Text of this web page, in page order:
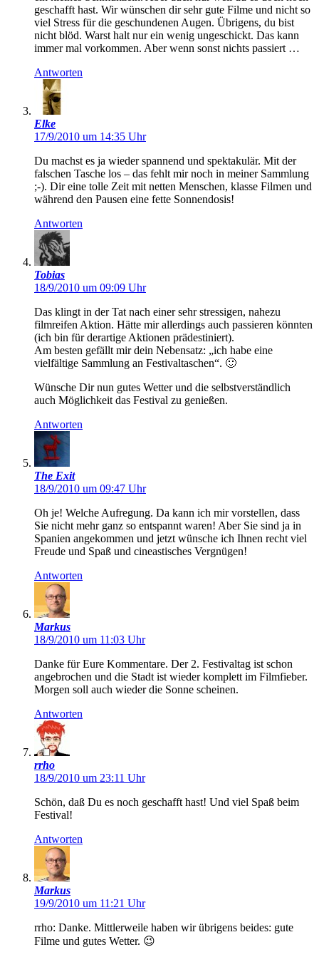
geschafft hast. Wir wünschen dir sehr gute Filme und nicht so
viel Stress für die geschundenen Augen. Übrigens, du bist
nicht blöd. Warst halt nur ein wenig ungeschickt. Das kann
immer mal vorkommen. Aber wenn sonst nichts passiert …
Antworten
Elke
17/9/2010 um 14:35 Uhr
Du machst es ja wieder spannend und spektakulär. Mit der
falschen Tasche los – das fehlt mir noch in meiner Sammlung
;-). Dir eine tolle Zeit mit netten Menschen, klasse Filmen und
während den Pausen eine fette Sonnendosis!
Antworten
Tobias
18/9/2010 um 09:09 Uhr
Das klingt in der Tat nach einer sehr stressigen, nahezu
filmreifen Aktion. Hätte mir allerdings auch passieren könnten
(ich bin für derartige Aktionen prädestiniert).
Am besten gefällt mir dein Nebensatz: „ich habe eine
vielfältige Sammlung an Festivaltaschen“. 🙂
Wünsche Dir nun gutes Wetter und die selbstverständlich
auch Möglichkeit das Festival zu genießen.
Antworten
The Exit
18/9/2010 um 09:47 Uhr
Oh je! Welche Aufregung. Da kann ich mir vorstellen, dass
Sie nicht mehr ganz so entspannt waren! Aber Sie sind ja in
Spanien angekommen und jetzt wünsche ich Ihnen recht viel
Freude und Spaß und cineastisches Vergnügen!
Antworten
Markus
18/9/2010 um 11:03 Uhr
Danke für Eure Kommentare. Der 2. Festivaltag ist schon
angebrochen und die Stadt ist wieder komplett im Filmfieber.
Morgen soll auch wieder die Sonne scheinen.
Antworten
rrho
18/9/2010 um 23:11 Uhr
Schön, daß Du es noch geschafft hast! Und viel Spaß beim
Festival!
Antworten
Markus
19/9/2010 um 11:21 Uhr
rrho: Danke. Mittlerweile haben wir übrigens beides: gute
Filme und gutes Wetter. 😉